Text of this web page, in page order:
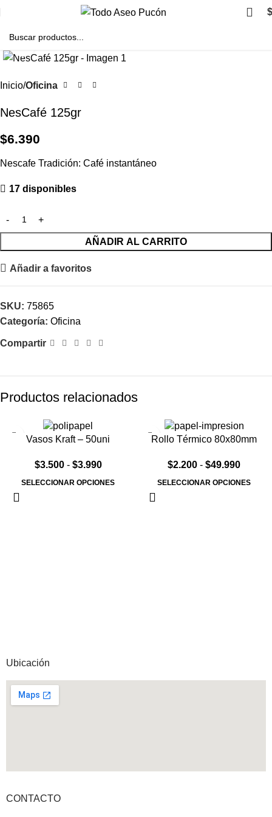
$
Clic para agrandar
Inicio Oficina
NesCafé 125gr
$6.390
Nescafe Tradición: Café instantáneo
17 disponibles
AÑADIR AL CARRITO
Añadir a favoritos
SKU: 75865
Categoría: Oficina
Compartir
Productos relacionados
Vasos Kraft – 50uni
$3.500 - $3.990
SELECCIONAR OPCIONES
Rollo Térmico 80x80mm
$2.200 - $49.990
SELECCIONAR OPCIONES
Ubicación
CONTACTO